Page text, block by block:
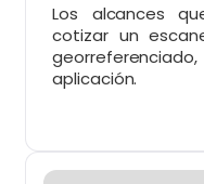
Los alcances
cotizar un
aplicación.